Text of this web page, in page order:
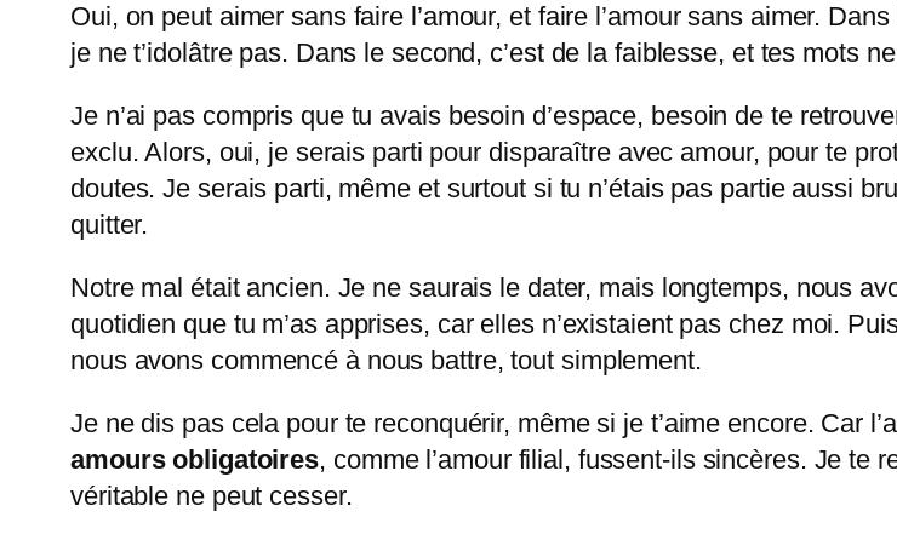
Oui, on peut aimer sans faire l’amour, et faire l’amour sans aimer.
je ne t’idolâtre pas. Dans le second, c’est de la faiblesse, et tes mots
Je n’ai pas compris que tu avais besoin d’espace, besoin de te
exclu. Alors, oui, je serais parti pour disparaître avec amour, pour te
doutes. Je serais parti, même et surtout si tu n’étais pas partie aussi
quitter.
Notre mal était ancien. Je ne saurais le dater, mais longtemps, nous
quotidien que tu m’as apprises, car elles n’existaient pas chez moi.
nous avons commencé à nous battre, tout simplement.
Je ne dis pas cela pour te reconquérir, même si je t’aime encore. Car
amours obligatoires, comme l’amour filial, fussent-ils sincères. Je te
véritable ne peut cesser.